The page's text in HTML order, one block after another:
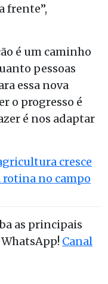
frente”,
é um caminho
pessoas
essa nova
o progresso é
é nos adaptar
cresce
no campo
as principais
Canal